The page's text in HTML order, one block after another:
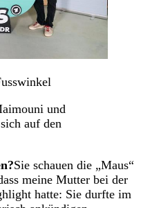
und
auf den
Sie schauen die „Maus“
meine Mutter bei der
hatte: Sie durfte im